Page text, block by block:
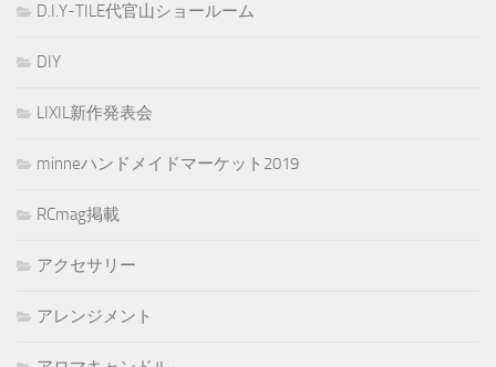
D.I.Y-TILE代官山ショールーム
DIY
LIXIL新作発表会
minneハンドメイドマーケット2019
RCmag掲載
アクセサリー
アレンジメント